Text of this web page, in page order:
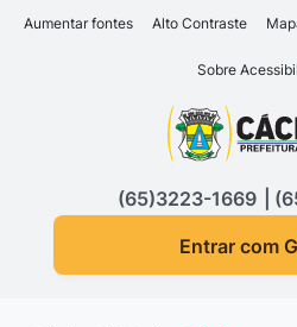
Seção de
Ir para o conteúdo
Ir para o rodapé [alt+4]
Aumentar fontes Alto Contraste
Sobre
Seção do
(65)3223-1669
Entrar com